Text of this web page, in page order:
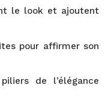
le look et ajoutent
pour affirmer son
de l’élégance